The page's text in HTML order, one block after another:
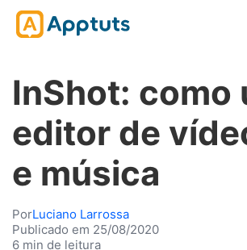
InShot: como
editor de
e música
PorLuciano Larrossa
Publicado em 25/08/2020
6 min de leitura